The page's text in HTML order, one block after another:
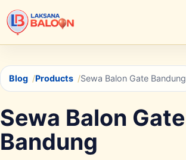
Blog Products Sewa Balon Gate Bandung
Sewa Balon Gate
Bandung